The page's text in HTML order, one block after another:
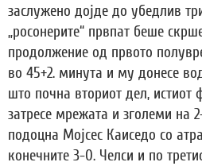
заслужено дојде до убедлив
„росонерите“ првпат беше
продолжение од првото
во 45+2. минута и му донесе
што почна вториот дел, истиот
затресе мрежата и зголеми на
подоцна Мојсес Каиседо со
конечните 3-0. Челси и по